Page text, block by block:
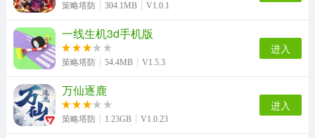
策略塔防 304.1MB V1.0.1
一线生机3d手机版
策略塔防 54.4MB V1.5.3
进入
万仙逐鹿
策略塔防 1.23GB V1.0.23
进入